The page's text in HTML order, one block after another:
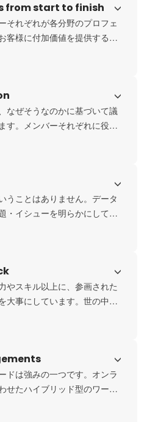
行っていくことも私たちのプ
として大事にしています。
from start to finish
それぞれが各分野のプロフェ
客様に付加価値を提供するこ
、積極的にメンバー間で妥協
にしています。
なぜそうなのかに基づいて議
す。メンバーそれぞれに役割
うことはありません。データ
・イシューを明らかにして、
決定を行うことも大事にして
やスキル以上に、参画された
大事にしています。世の中の
ドは強みの一つです。オンラ
せたハイブリッド型のワーク